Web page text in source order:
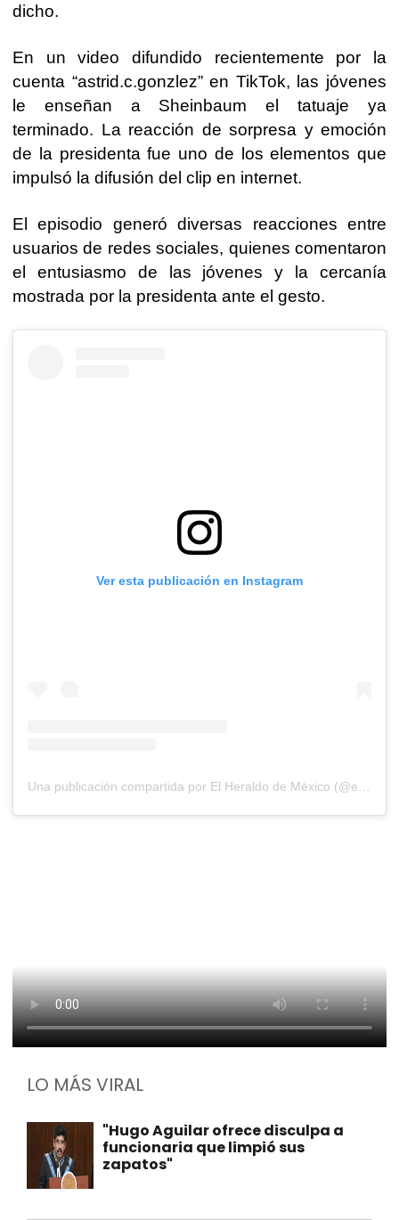
dicho.
En un video difundido recientemente por la
cuenta “astrid.c.gonzlez”en TikTok, las jóvenes
le enseñan a Sheinbaum el tatuaje ya
terminado. La reacción de sorpresa y emoción
de la presidenta fue uno de los elementos que
impulsó la difusión del clip en internet.
El episodio generó diversas reacciones entre
usuarios de redes sociales, quienes comentaron
el entusiasmo de las jóvenes y la cercanía
mostrada por la presidenta ante el gesto.
Ver esta publicación en Instagram
Una publicación compartida por El Heraldo de México (@elheraldodemexico)
LO MÁS VIRAL
"Hugo Aguilar ofrece disculpa a
funcionaria que limpió sus
zapatos"